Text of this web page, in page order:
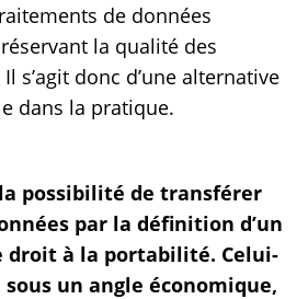
de données
la qualité des
s’agit donc d’une alternative
dans la pratique.
la possibilité de transférer
par la définition d’un
droit à la portabilité. Celui-
un angle économique,